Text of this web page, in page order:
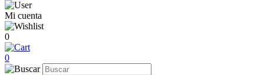
Mi cuenta
0
0